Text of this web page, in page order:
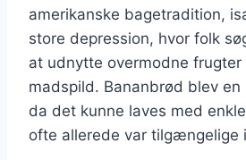
amerikanske bagetradition,
store depression, hvor folk
at udnytte overmodne frugter
madspild. Bananbrød blev en
da det kunne laves med
ofte allerede var tilgængelige